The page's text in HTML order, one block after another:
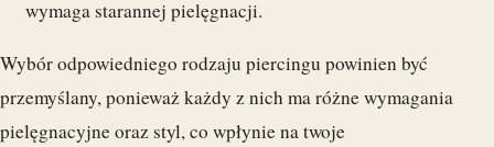
wymaga starannej pielęgnacji.
Wybór odpowiedniego rodzaju piercingu powinien być
przemyślany, ponieważ każdy z nich ma różne wymagania
pielęgnacyjne oraz styl, co wpłynie na twoje